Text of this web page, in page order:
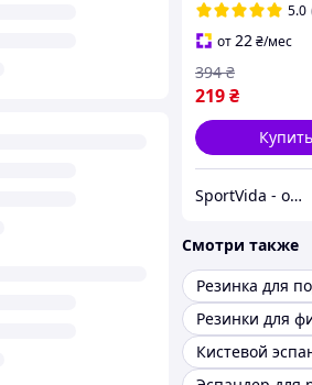
5.0
от22₴/мес
219₴
394 ₴
Купить
SportVida - официальный интернет-магазин
Смотри также
Резинки для
Кистевой